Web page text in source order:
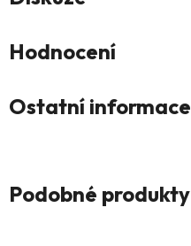
Hodnocení
Ostatní informace
Podobné produkty